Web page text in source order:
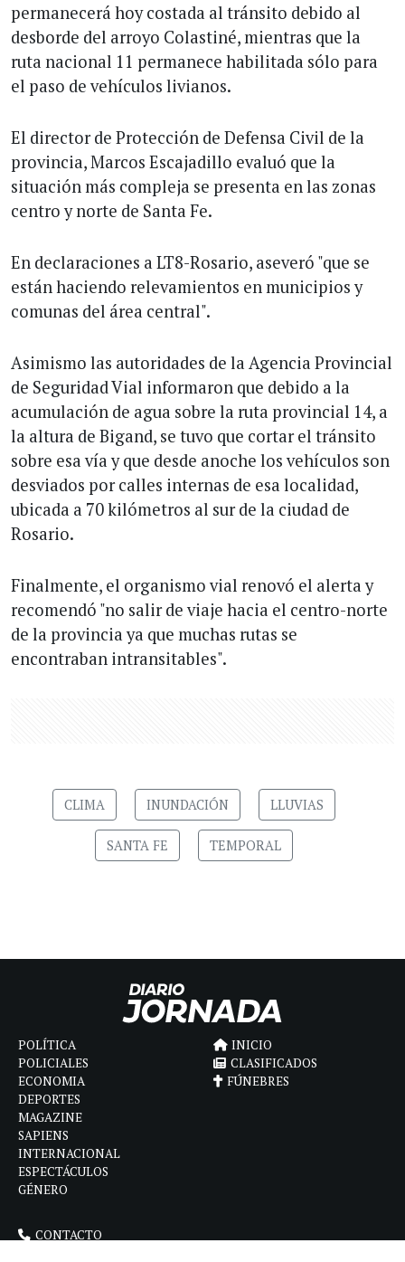
permanecerá hoy costada al tránsito debido al
desborde del arroyo Colastiné, mientras que la
ruta nacional 11 permanece habilitada sólo para
el paso de vehículos livianos.
El director de Protección de Defensa Civil de la
provincia, Marcos Escajadillo evaluó que la
situación más compleja se presenta en las zonas
centro y norte de Santa Fe.
En declaraciones a LT8-Rosario, aseveró "que se
están haciendo relevamientos en municipios y
comunas del área central".
Asimismo las autoridades de la Agencia Provincial
de Seguridad Vial informaron que debido a la
acumulación de agua sobre la ruta provincial 14, a
la altura de Bigand, se tuvo que cortar el tránsito
sobre esa vía y que desde anoche los vehículos son
desviados por calles internas de esa localidad,
ubicada a 70 kilómetros al sur de la ciudad de
Rosario.
Finalmente, el organismo vial renovó el alerta y
recomendó "no salir de viaje hacia el centro-norte
de la provincia ya que muchas rutas se
encontraban intransitables".
CLIMA INUNDACIÓN LLUVIAS
SANTA FE TEMPORAL
POLÍTICA
POLICIALES
ECONOMIA
DEPORTES
MAGAZINE
SAPIENS
INTERNACIONAL
ESPECTÁCULOS
GÉNERO
INICIO
CLASIFICADOS
FÚNEBRES
CONTACTO